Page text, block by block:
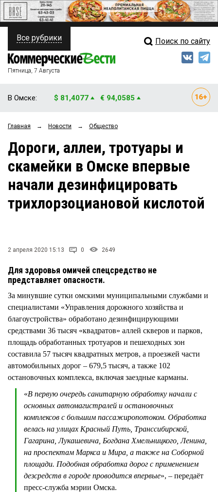
ПОЛИТИКА
ФИНАНСЫ
ОБЩЕСТВО
ЗАКОН
Свежий выпуск
Рейтинги
Блоги
Архив
Все рубрики Поиск по сайту
Пятница, 7 Августа
В Омске: $ 81,4077 € 94,0585
Главная → Новости → Общество
Дороги, аллеи, тротуары и
скамейки в Омске впервые
начали дезинфицировать
трихлорзоциановой кислотой
2 апреля 2020 15:13 0 2649
Для здоровья омичей спецсредство не
представляет опасности.
За минувшие сутки омскими муниципальными службами и
специалистами «Управления дорожного хозяйства и
благоустройства» обработано дезинфицирующими
средствами 36 тысяч «квадратов» аллей скверов и парков,
площадь обработанных тротуаров и пешеходных зон
составила 57 тысяч квадратных метров, а проезжей части
автомобильных дорог – 679,5 тысяч, а также 102
остановочных комплекса, включая заездные карманы.
«В первую очередь санитарную обработку начали с
основных автомагистралей и остановочных
комплексов с большим пассажиропотоком. Обработка
велась на улицах Красный Путь, Транссибирской,
Гагарина, Лукашевича, Богдана Хмельницкого, Ленина,
на проспектам Маркса и Мира, а также на Соборной
площади. Подобная обработка дорог с применением
дезсредств в городе проводится впервые», – передаёт
пресс-служба мэрии Омска.